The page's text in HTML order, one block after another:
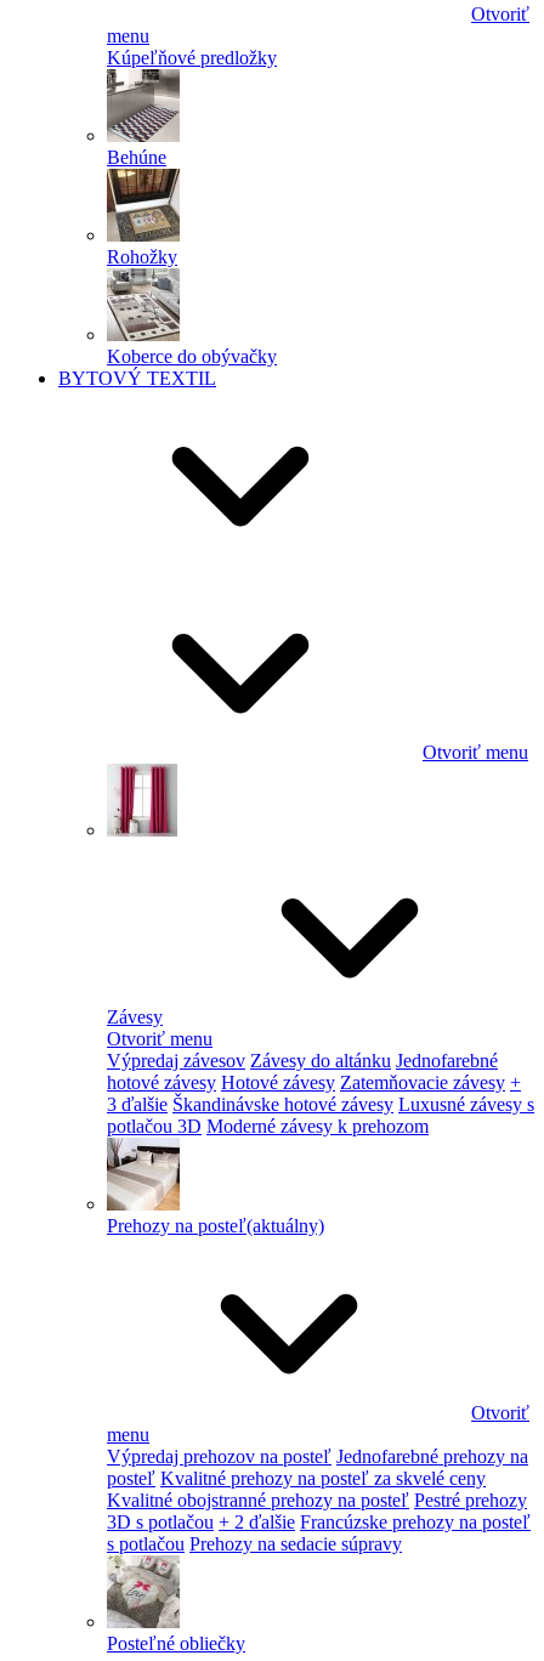
Otvoriť
menu
Kúpeľňové predložky
Behúne
Rohožky
Koberce do obývačky
BYTOVÝ TEXTIL
Otvoriť menu
Závesy
Otvoriť menu
Výpredaj závesov Závesy do altánku Jednofarebné
hotové závesy Hotové závesy Zatemňovacie závesy +
3 ďalšie Škandinávske hotové závesy Luxusné závesy s
potlačou 3D Moderné závesy k prehozom
Prehozy na posteľ(aktuálny)
Otvoriť
menu
Výpredaj prehozov na posteľ Jednofarebné prehozy na
posteľ Kvalitné prehozy na posteľ za skvelé ceny
Kvalitné obojstranné prehozy na posteľ Pestré prehozy
3D s potlačou + 2 ďalšie Francúzske prehozy na posteľ
s potlačou Prehozy na sedacie súpravy
Posteľné obliečky